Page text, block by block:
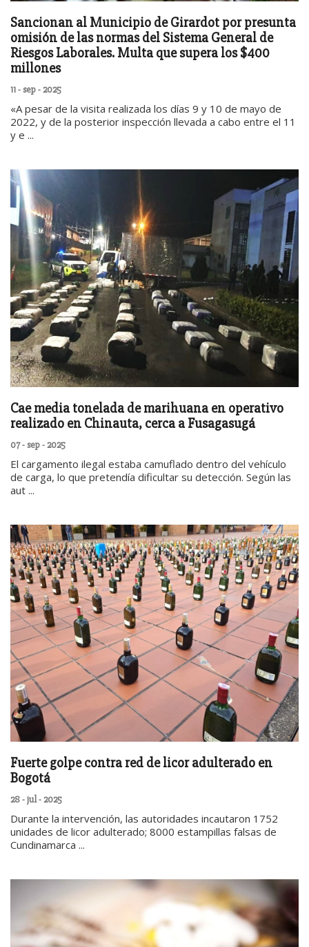
Sancionan al Municipio de Girardot por presunta
omisión de las normas del Sistema General de
Riesgos Laborales. Multa que supera los $400
millones
11 - sep - 2025
«A pesar de la visita realizada los días 9 y 10 de mayo de
2022, y de la posterior inspección llevada a cabo entre el 11
y e ...
Cae media tonelada de marihuana en operativo
realizado en Chinauta, cerca a Fusagasugá
07 - sep - 2025
El cargamento ilegal estaba camuflado dentro del vehículo
de carga, lo que pretendía dificultar su detección. Según las
aut ...
Fuerte golpe contra red de licor adulterado en
Bogotá
28 - jul - 2025
Durante la intervención, las autoridades incautaron 1752
unidades de licor adulterado; 8000 estampillas falsas de
Cundinamarca ...